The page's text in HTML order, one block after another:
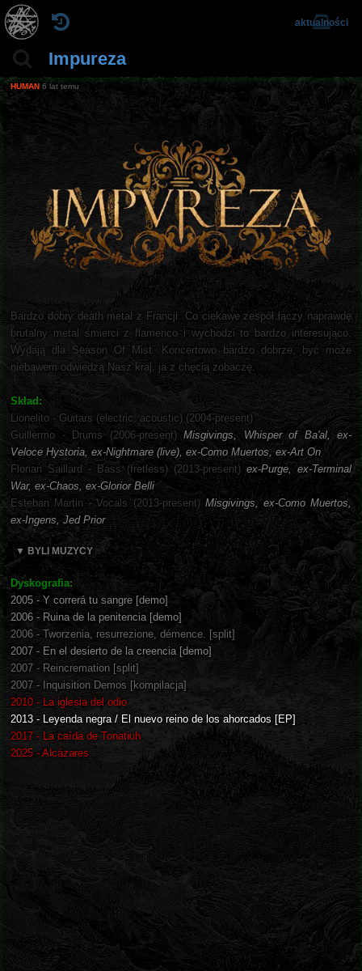
Impureza
aktualności
HUMAN 6 lat temu
Bardzo dobry death metal z Francji. Co ciekawe zespół łączy naprawdę
brutalny metal śmierci z flamenco i wychodzi to bardzo interesująco.
Wydają dla Season Of Mist. Koncertowo bardzo dobrze, być może
niebawem odwiedzą Nasz kraj, ja z chęcią zobaczę.
Skład:
Lionelito - Guitars (electric, acoustic) (2004-present)
Guillermo - Drums (2006-present) Misgivings, Whisper of Ba'al, ex-
Veloce Hystoria, ex-Nightmare (live), ex-Como Muertos, ex-Art On
Florian Saillard - Bass (fretless) (2013-present) ex-Purge, ex-Terminal
War, ex-Chaos, ex-Glorior Belli
Esteban Martin - Vocals (2013-present) Misgivings, ex-Como Muertos,
ex-Ingens, Jed Prior
▼ BYLI MUZYCY
Dyskografia:
2005 - Y correrá tu sangre [demo]
2006 - Ruina de la penitencia [demo]
2006 - Tworzenia, resurrezione, démence. [split]
2007 - En el desierto de la creencia [demo]
2007 - Reincremation [split]
2007 - Inquisition Demos [kompilacja]
2010 - La iglesia del odio
2013 - Leyenda negra / El nuevo reino de los ahorcados [EP]
2017 - La caída de Tonatiuh
2025 - Alcázares